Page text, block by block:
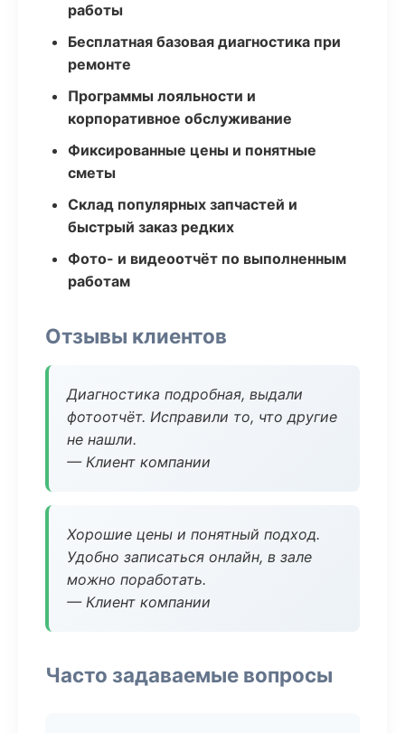
работы
Бесплатная базовая диагностика при
ремонте
Программы лояльности и
корпоративное обслуживание
Фиксированные цены и понятные
сметы
Склад популярных запчастей и
быстрый заказ редких
Фото- и видеоотчёт по выполненным
работам
Отзывы клиентов
Диагностика подробная, выдали
фотоотчёт. Исправили то, что другие
не нашли.
— Клиент компании
Хорошие цены и понятный подход.
Удобно записаться онлайн, в зале
можно поработать.
— Клиент компании
Часто задаваемые вопросы